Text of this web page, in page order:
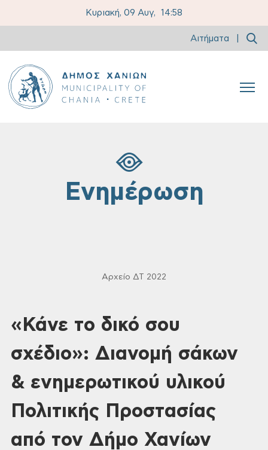
Κυριακή, 09 Αυγ, 14:58
Αιτήματα
Ενημέρωση
Αρχείο ΔΤ 2022
«Κάνε το δικό σου
σχέδιο»: Διανομή σάκων
& ενημερωτικού υλικού
Πολιτικής Προστασίας
από τον Δήμο Χανίων